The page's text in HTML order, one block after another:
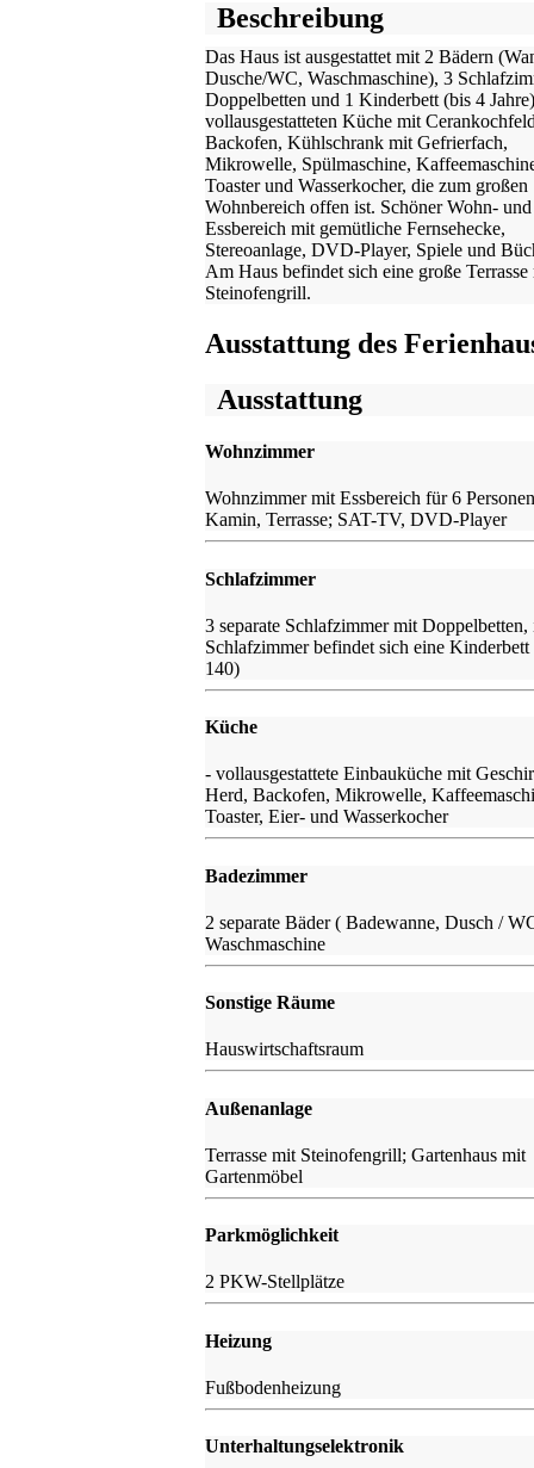
Beschreibung
Das Haus ist ausgestattet mit 2 Bädern
Dusche/WC, Waschmaschine), 3
Doppelbetten und 1 Kinderbett (bis 4
vollausgestatteten Küche mit
Backofen, Kühlschrank mit Gefrierfach,
Mikrowelle, Spülmaschine,
Toaster und Wasserkocher, die zum großen
Wohnbereich offen ist. Schöner Wohn- und
Essbereich mit gemütliche Fernsehecke,
Stereoanlage, DVD-Player, Spiele und
Am Haus befindet sich eine große Terrasse
Steinofengrill.
Ausstattung des
Ausstattung
Wohnzimmer
Wohnzimmer mit Essbereich für 6
Kamin, Terrasse; SAT-TV, DVD-Player
Schlafzimmer
3 separate Schlafzimmer mit Doppelbetten,
Schlafzimmer befindet sich eine
140)
Küche
- vollausgestattete Einbauküche mit
Herd, Backofen, Mikrowelle,
Toaster, Eier- und Wasserkocher
Badezimmer
2 separate Bäder ( Badewanne, Dusch /
Waschmaschine
Sonstige Räume
Hauswirtschaftsraum
Außenanlage
Terrasse mit Steinofengrill; Gartenhaus mit
Gartenmöbel
Parkmöglichkeit
2 PKW-Stellplätze
Heizung
Fußbodenheizung
Unterhaltungselektronik